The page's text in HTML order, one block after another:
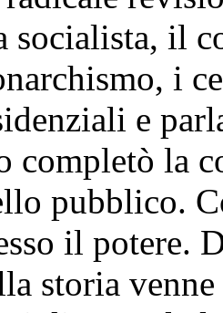
socialista, il
i
e
completò la
pubblico.
il potere.
storia